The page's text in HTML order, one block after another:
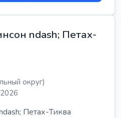
ndash; Петах-
округ)
Петах-Тиква